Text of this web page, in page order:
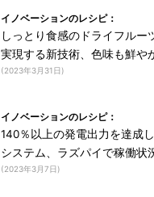
イノベーションのレシピ：
しっとり食感のドライフルー
実現する新技術、色味も鮮や
(2023年3月31日)
イノベーションのレシピ：
140％以上の発電出力を達成
システム、ラズパイで稼働状
(2023年3月7日)